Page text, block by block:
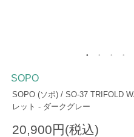
SOPO
SOPO (ソポ) / SO-37 TRIFOLD
レット - ダークグレー
20,900円(税込)